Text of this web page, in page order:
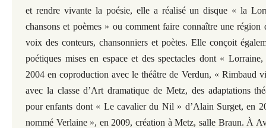
et rendre vivante la poésie, elle a réalisé un disque « la
chansons et poèmes » ou comment faire connaître une région
voix des conteurs, chansonniers et poètes. Elle conçoit
poétiques mises en espace et des spectacles dont «
2004 en coproduction avec le théâtre de Verdun, « Rimbaud
avec la classe d’Art dramatique de Metz, des adaptations
pour enfants dont « Le cavalier du Nil » d’Alain Surget, en
nommé Verlaine », en 2009, création à Metz, salle Braun. À